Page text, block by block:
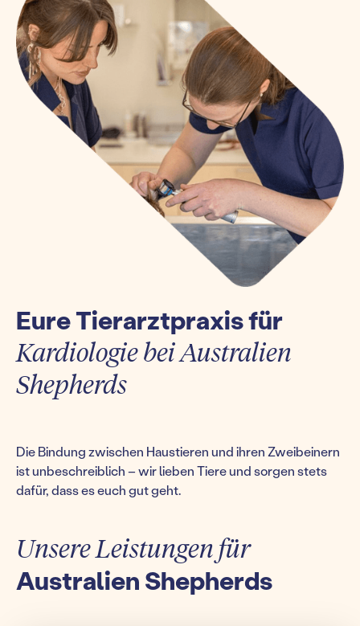
Eure Tierarztpraxis für
Kardiologie bei Australien
Shepherds
Die Bindung zwischen Haustieren und ihren Zweibeinern
ist unbeschreiblich – wir lieben Tiere und sorgen stets
dafür, dass es euch gut geht.
Unsere Leistungen für
Australien Shepherds